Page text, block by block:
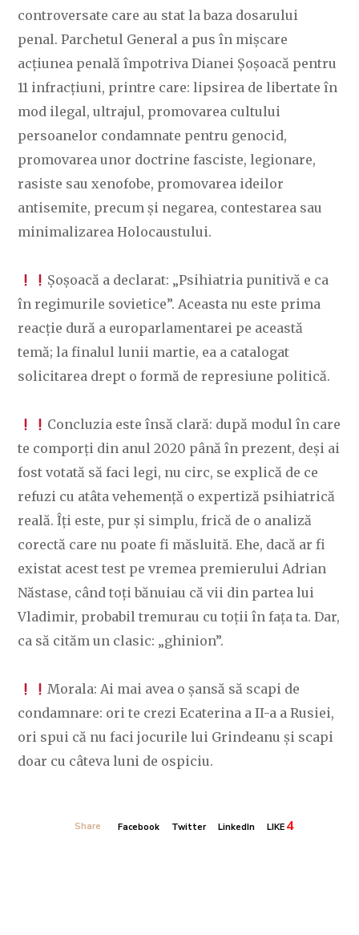
controversate care au stat la baza dosarului
penal. Parchetul General a pus în mișcare
acțiunea penală împotriva Dianei Șoșoacă pentru
11 infracțiuni, printre care: lipsirea de libertate în
mod ilegal, ultrajul, promovarea cultului
persoanelor condamnate pentru genocid,
promovarea unor doctrine fasciste, legionare,
rasiste sau xenofobe, promovarea ideilor
antisemite, precum și negarea, contestarea sau
minimalizarea Holocaustului.
​Șoșoacă a declarat: „Psihiatria punitivă e ca
în regimurile sovietice”. Aceasta nu este prima
reacție dură a europarlamentarei pe această
temă; la finalul lunii martie, ea a catalogat
solicitarea drept o formă de represiune politică.
​Concluzia este însă clară: după modul în care
te comporți din anul 2020 până în prezent, deși ai
fost votată să faci legi, nu circ, se explică de ce
refuzi cu atâta vehemență o expertiză psihiatrică
reală. Îți este, pur și simplu, frică de o analiză
corectă care nu poate fi măsluită. Ehe, dacă ar fi
existat acest test pe vremea premierului Adrian
Năstase, când toți bănuiau că vii din partea lui
Vladimir, probabil tremurau cu toții în fața ta. Dar,
ca să cităm un clasic: „ghinion”.
Morala: Ai mai avea o șansă să scapi de
condamnare: ori te crezi Ecaterina a II-a a Rusiei,
ori spui că nu faci jocurile lui Grindeanu și scapi
doar cu câteva luni de ospiciu.
Share Facebook Twitter LinkedIn LIKE 4